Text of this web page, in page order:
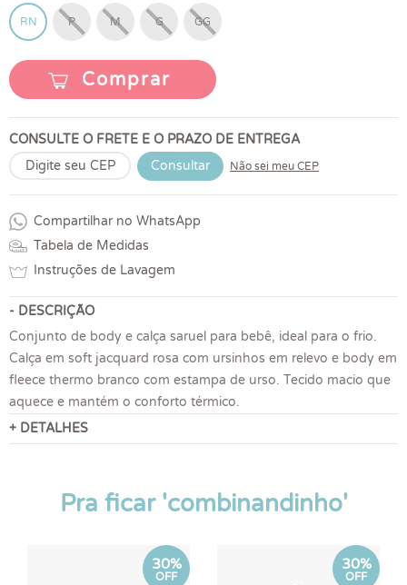
RN P M G GG
Comprar
CONSULTE O FRETE E O PRAZO DE ENTREGA
Consultar
Não sei meu CEP
Compartilhar no WhatsApp
Tabela de Medidas
Instruções de Lavagem
- DESCRIÇÃO
Conjunto de body e calça saruel para bebê, ideal para o frio.
Calça em soft jacquard rosa com ursinhos em relevo e body em
fleece thermo branco com estampa de urso. Tecido macio que
aquece e mantém o conforto térmico.
+ DETALHES
Pra ficar 'combinandinho'
30%
OFF
30%
OFF